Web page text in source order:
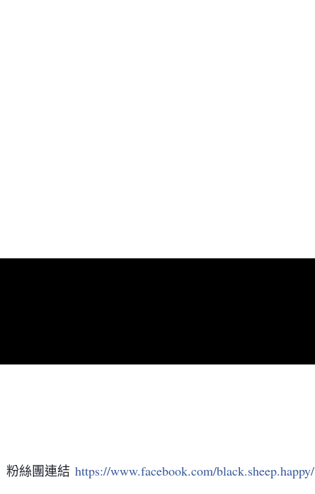
粉絲團連結 https://www.facebook.com/black.sheep.happy/